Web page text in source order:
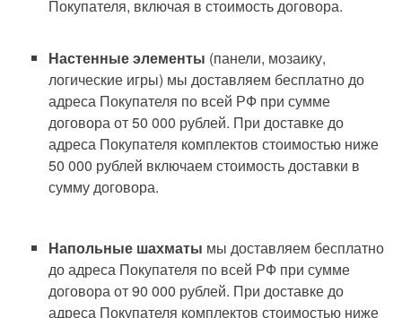
Покупателя, включая в стоимость договора.
Настенные элементы (панели, мозаику,
логические игры) мы доставляем бесплатно до
адреса Покупателя по всей РФ при сумме
договора от 50 000 рублей. При доставке до
адреса Покупателя комплектов стоимостью ниже
50 000 рублей включаем стоимость доставки в
сумму договора.
Напольные шахматы мы доставляем бесплатно
до адреса Покупателя по всей РФ при сумме
договора от 90 000 рублей. При доставке до
адреса Покупателя комплектов стоимостью ниже